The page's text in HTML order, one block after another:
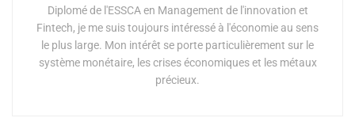
Diplomé de l'ESSCA en Management de l'innovation et
Fintech, je me suis toujours intéressé à l'économie au sens
le plus large. Mon intérêt se porte particulièrement sur le
système monétaire, les crises économiques et les métaux
précieux.